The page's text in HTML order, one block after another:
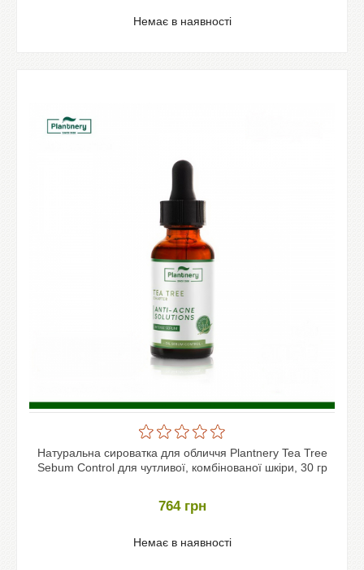
Немає в наявності
Натуральна сироватка для обличчя Plantnery Tea Tree
Sebum Control для чутливої, комбінованої шкіри, 30 гр
764 грн
Немає в наявності